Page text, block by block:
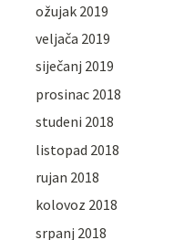
ožujak 2019
veljača 2019
siječanj 2019
prosinac 2018
studeni 2018
listopad 2018
rujan 2018
kolovoz 2018
srpanj 2018